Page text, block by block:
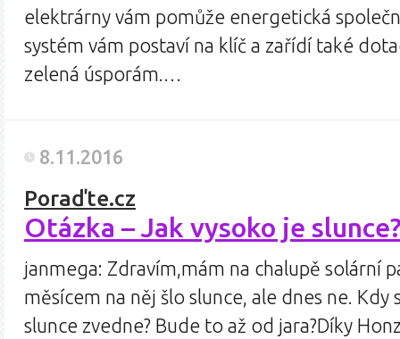
elektrárny vám pomůže energetická
systém vám postaví na klíč a zařídí také
zelená úsporám.…
8.11.2016
Poraďte.cz
Otázka – Jak vysoko je
janmega: Zdravím,mám na chalupě solární
měsícem na něj šlo slunce, ale dnes ne. Kdy
slunce zvedne? Bude to až od jara?Díky